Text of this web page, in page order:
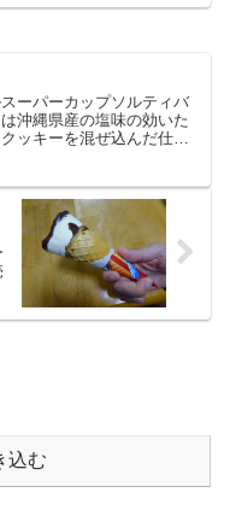
ーパーカップソルティバ
沖縄県産の塩味の効いた
ッキーを混ぜ込んだ仕上
込む